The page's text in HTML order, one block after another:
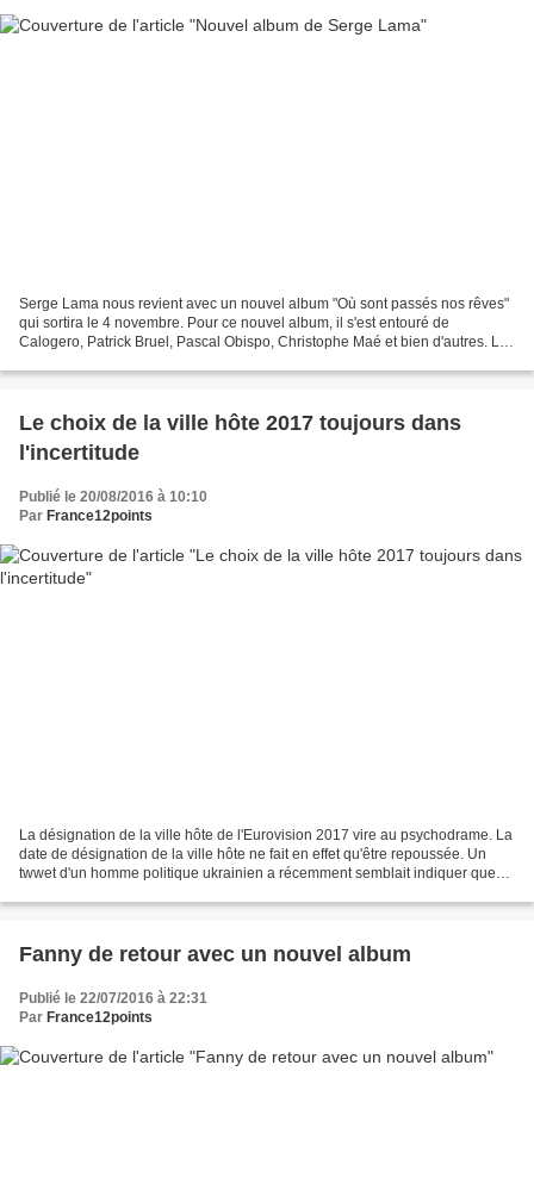
Serge Lama nous revient avec un nouvel album "Où sont passés nos rêves"
qui sortira le 4 novembre. Pour ce nouvel album, il s'est entouré de
Calogero, Patrick Bruel, Pascal Obispo, Christophe Maé et bien d'autres. Le
Le choix de la ville hôte 2017 toujours dans
l'incertitude
Publié le 20/08/2016 à 10:10
Par France12points
La désignation de la ville hôte de l'Eurovision 2017 vire au psychodrame. La
date de désignation de la ville hôte ne fait en effet qu'être repoussée. Un
twwet d'un homme politique ukrainien a récemment semblait indiquer que
Fanny de retour avec un nouvel album
Publié le 22/07/2016 à 22:31
Par France12points